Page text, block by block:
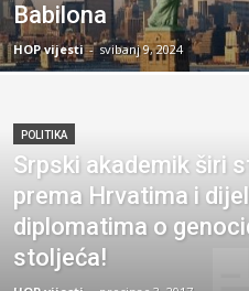
Babilona
HOP vijesti - svibanj 9, 2024
POLITIKA
Srpski akademik širi
prema Hrvatima i
diplomatima o
stoljeća!